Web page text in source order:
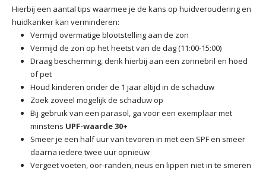
Hierbij een aantal tips waarmee je de kans op huidveroudering en
huidkanker kan verminderen:
Vermijd overmatige blootstelling aan de zon
Vermijd de zon op het heetst van de dag (11:00-15:00)
Draag bescherming, denk hierbij aan een zonnebril en hoed
of pet
Houd kinderen onder de 1 jaar altijd in de schaduw
Zoek zoveel mogelijk de schaduw op
Bij gebruik van een parasol, ga voor een exemplaar met
minstens UPF-waarde 30+
Smeer je een half uur van tevoren in met een SPF en smeer
daarna iedere twee uur opnieuw
Vergeet voeten, oor-randen, neus en lippen niet in te smeren